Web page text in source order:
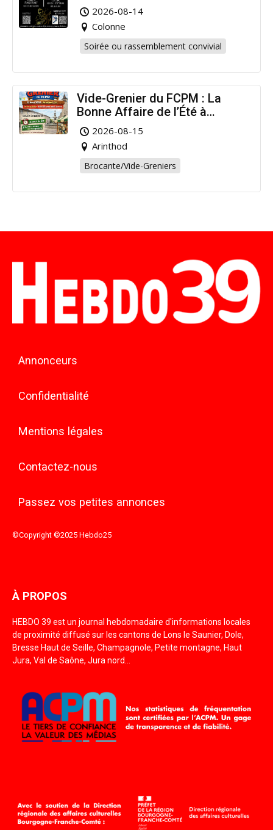
2026-08-14
Colonne
Soirée ou rassemblement convivial
Vide-Grenier du FCPM : La
Bonne Affaire de l’Été à
Arinthod !
2026-08-15
Arinthod
Brocante/Vide-Greniers